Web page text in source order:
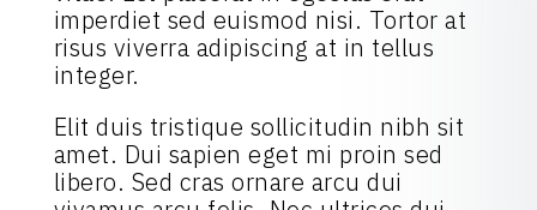
imperdiet sed euismod nisi. Tortor at
risus viverra adipiscing at in tellus
integer.
Elit duis tristique sollicitudin nibh sit
amet. Dui sapien eget mi proin sed
libero. Sed cras ornare arcu dui